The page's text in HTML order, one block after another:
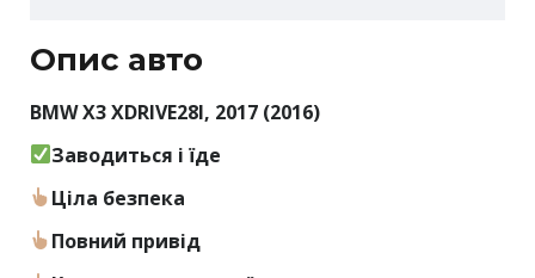
Опис авто
BMW X3 XDRIVE28I, 2017 (2016)
Заводиться і їде
Ціла безпека
Повний привід